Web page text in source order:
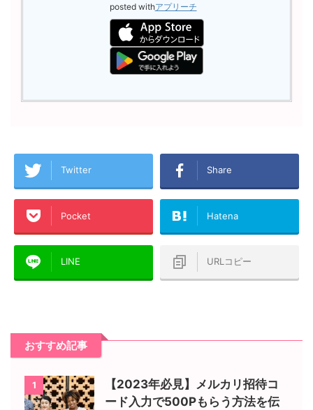
posted withアプリーチ
Twitter Share
Pocket Hatena
LINE URLコピー
おすすめ記事
1
【2023年必見】メルカリ招待コ
ード入力で500Pもらう方法を伝